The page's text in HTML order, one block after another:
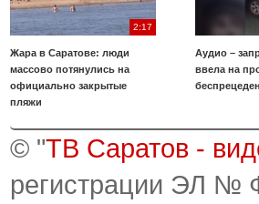
2:17
Жара в Саратове: люди
массово потянулись на
официально закрытые
пляжи
Аудио –
ввела на
© "ТВ Саратов -
регистрации ЭЛ №